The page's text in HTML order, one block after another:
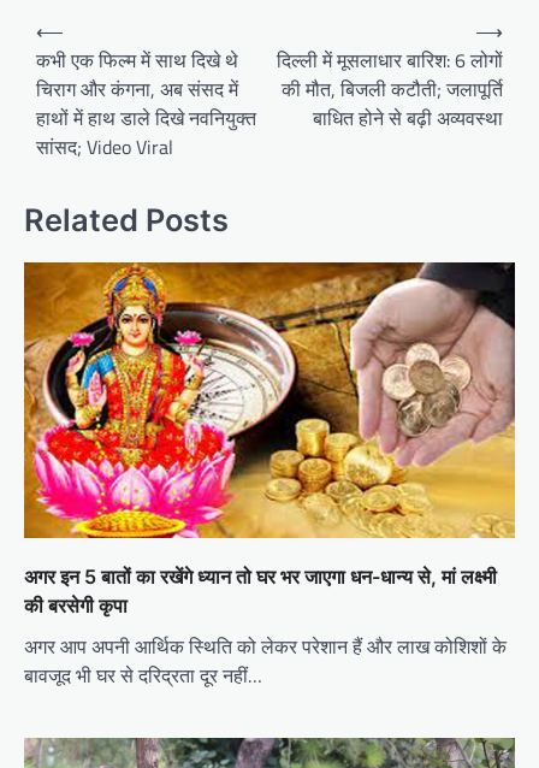
Post
navigation
⟵
कभी एक फिल्म में साथ दिखे थे
चिराग और कंगना, अब संसद में
हाथों में हाथ डाले दिखे नवनियुक्त
सांसद; Video Viral
दिल्ली में मूसलाधार बारिश: 6 लोगों
की मौत, बिजली कटौती; जलापूर्ति
बाधित होने से बढ़ी अव्यवस्था
⟶
Related Posts
अगर इन 5 बातों का रखेंगे ध्यान तो घर भर जाएगा धन-धान्य से, मां लक्ष्मी
की बरसेगी कृपा
अगर आप अपनी आर्थिक स्थिति को लेकर परेशान हैं और लाख कोशिशों के
बावजूद भी घर से दरिद्रता दूर नहीं…